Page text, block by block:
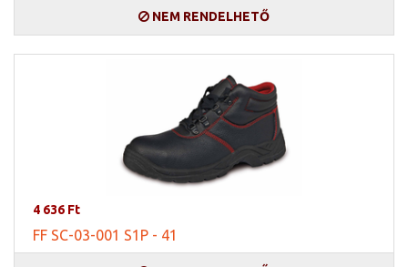
NEM RENDELHETŐ
4 636 Ft
FF SC-03-001 S1P - 41